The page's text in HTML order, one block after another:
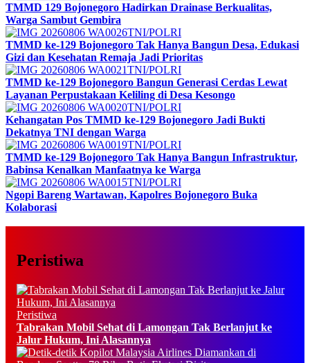
TMMD 129 Bojonegoro Hadirkan Drainase Berkualitas,
Warga Sambut Gembira
TNI/POLRI
TMMD ke-129 Bojonegoro Tak Hanya Bangun Desa, Edukasi
Gizi dan Kesehatan Remaja Jadi Prioritas
TNI/POLRI
TMMD ke-129 Bojonegoro Bangun Generasi Cerdas Lewat
Layanan Perpustakaan Keliling di Desa Kesongo
TNI/POLRI
Kehangatan Pos TMMD ke-129 Bojonegoro Jadi Bukti
Dekatnya TNI dengan Warga
TNI/POLRI
TMMD ke-129 Bojonegoro Tak Hanya Bangun Infrastruktur,
Babinsa Kenalkan Manfaatnya ke Warga
TNI/POLRI
Ngopi Bareng Wartawan, Kapolres Bojonegoro Buka
Kolaborasi
Peristiwa
Peristiwa
Tabrakan Mobil Sehat di Lamongan Tak Berlanjut ke
Jalur Hukum, Ini Alasannya